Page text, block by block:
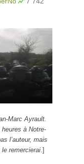
Marc Ayrault.
à Notre-
l’auteur, mais
remercierai .]